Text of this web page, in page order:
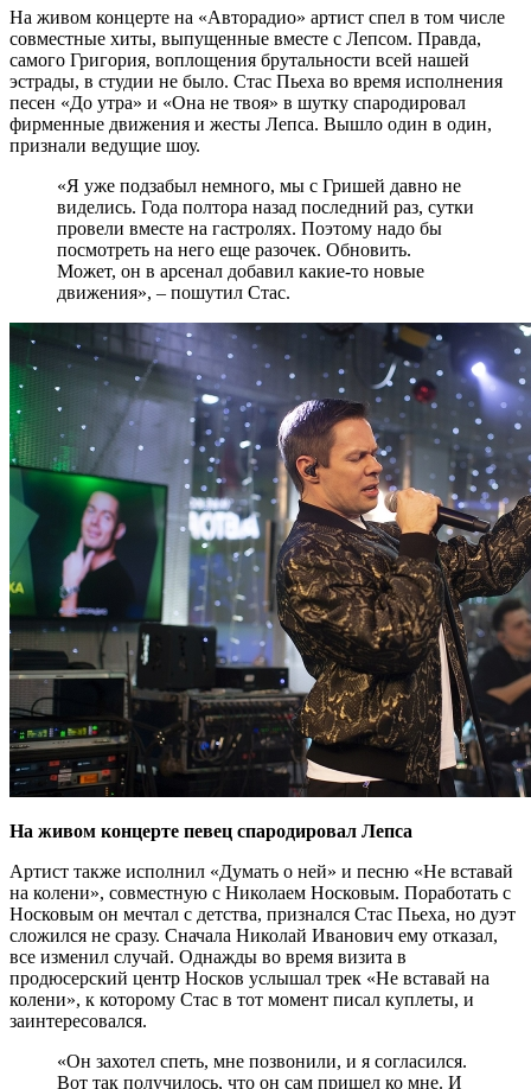
На живом концерте на «Авторадио» артист спел в том числе
совместные хиты, выпущенные вместе с Лепсом. Правда,
самого Григория, воплощения брутальности всей нашей
эстрады, в студии не было. Стас Пьеха во время исполнения
песен «До утра» и «Она не твоя» в шутку спародировал
фирменные движения и жесты Лепса. Вышло один в один,
признали ведущие шоу.
«Я уже подзабыл немного, мы с Гришей давно не
виделись. Года полтора назад последний раз, сутки
провели вместе на гастролях. Поэтому надо бы
посмотреть на него еще разочек. Обновить.
Может, он в арсенал добавил какие-то новые
движения», – пошутил Стас.
На живом концерте певец спародировал Лепса
Артист также исполнил «Думать о ней» и песню «Не вставай
на колени», совместную с Николаем Носковым. Поработать с
Носковым он мечтал с детства, признался Стас Пьеха, но дуэт
сложился не сразу. Сначала Николай Иванович ему отказал,
все изменил случай. Однажды во время визита в
продюсерский центр Носков услышал трек «Не вставай на
колени», к которому Стас в тот момент писал куплеты, и
заинтересовался.
«Он захотел спеть, мне позвонили, и я согласился.
Вот так получилось, что он сам пришел ко мне. И